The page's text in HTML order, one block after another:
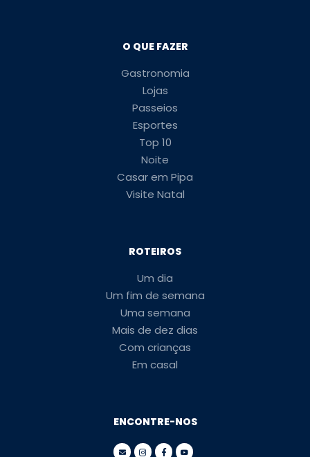
O QUE FAZER
Gastronomia
Lojas
Passeios
Esportes
Top 10
Noite
Casar em Pipa
Visite Natal
ROTEIROS
Um dia
Um fim de semana
Uma semana
Mais de dez dias
Com crianças
Em casal
ENCONTRE-NOS